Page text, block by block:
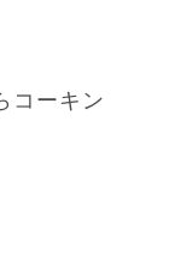
コーキン